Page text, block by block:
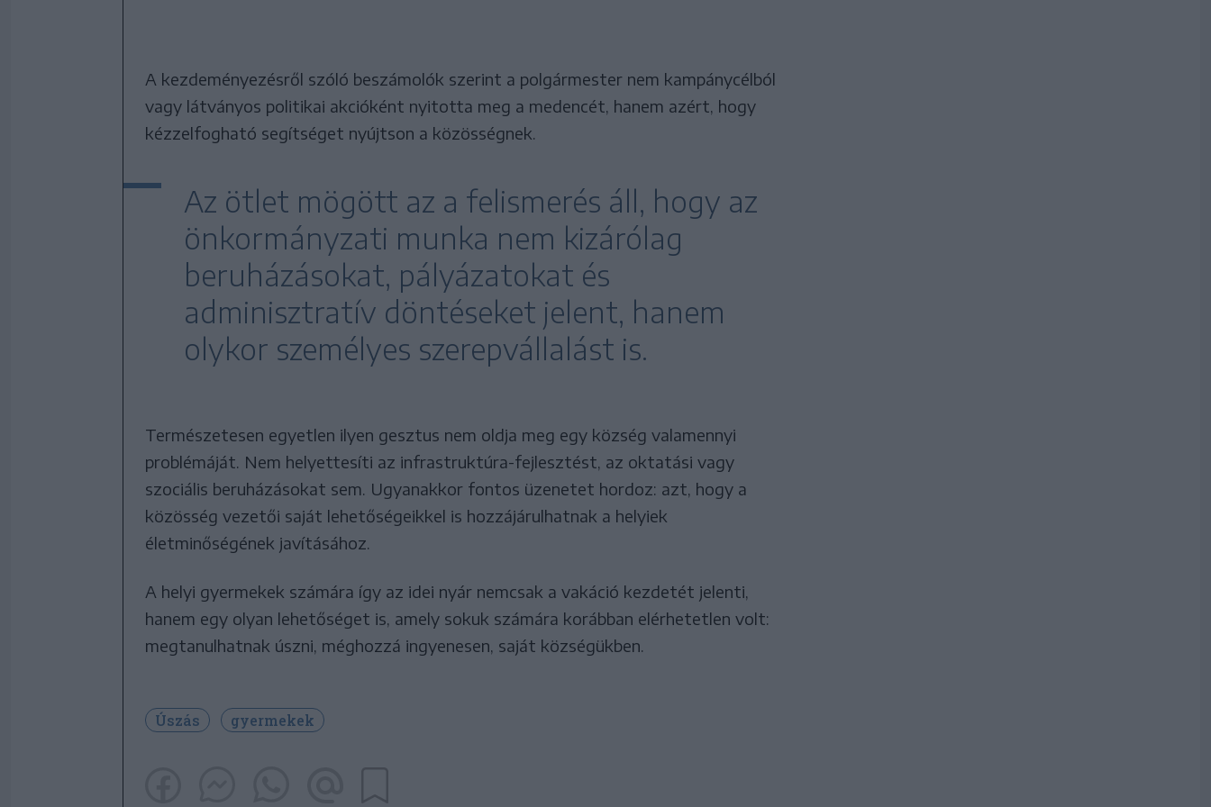
A kezdeményezésről szóló beszámolók szerint a polgármester nem kampánycélból
vagy látványos politikai akcióként nyitotta meg a medencét, hanem azért, hogy
kézzelfogható segítséget nyújtson a közösségnek.
Az ötlet mögött az a felismerés áll, hogy az
önkormányzati munka nem kizárólag
beruházásokat, pályázatokat és
adminisztratív döntéseket jelent, hanem
olykor személyes szerepvállalást is.
Természetesen egyetlen ilyen gesztus nem oldja meg egy község valamennyi
problémáját. Nem helyettesíti az infrastruktúra-fejlesztést, az oktatási vagy
szociális beruházásokat sem. Ugyanakkor fontos üzenetet hordoz: azt, hogy a
közösség vezetői saját lehetőségeikkel is hozzájárulhatnak a helyiek
életminőségének javításához.
A helyi gyermekek számára így az idei nyár nemcsak a vakáció kezdetét jelenti,
hanem egy olyan lehetőséget is, amely sokuk számára korábban elérhetetlen volt:
megtanulhatnak úszni, méghozzá ingyenesen, saját községükben.
Úszás gyermekek